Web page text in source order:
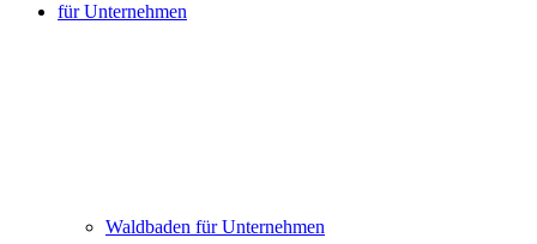
für Unternehmen
Waldbaden für Unternehmen